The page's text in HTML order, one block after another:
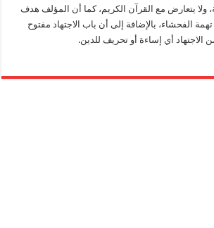
ولا يتعارض مع القرآن الكريم، كما أن المؤلف هدف
الفحشاء، بالإضافة إلى أن باب الاجتهاد مفتوح
الاجتهاد أي إساءة أو تحريف للدين.